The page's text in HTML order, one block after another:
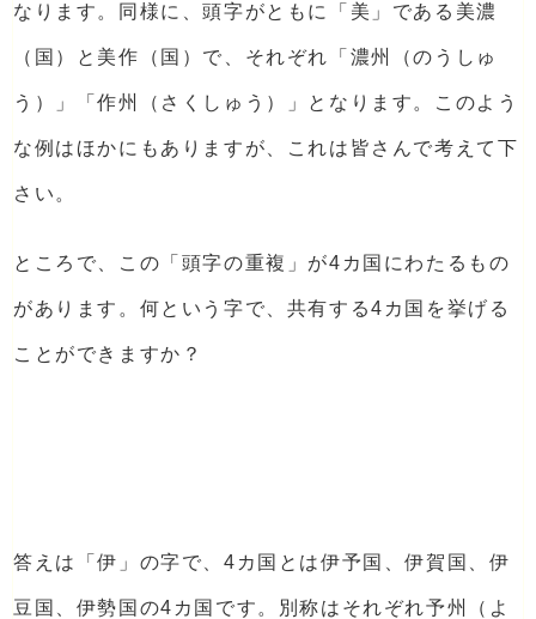
なります。同様に、頭字がともに「美」である美濃
（国）と美作（国）で、それぞれ「濃州（のうしゅ
う）」「作州（さくしゅう）」となります。このよう
な例はほかにもありますが、これは皆さんで考えて下
さい。
ところで、この「頭字の重複」が4カ国にわたるもの
があります。何という字で、共有する4カ国を挙げる
ことができますか？
答えは「伊」の字で、4カ国とは伊予国、伊賀国、伊
豆国、伊勢国の4カ国です。別称はそれぞれ予州（よ